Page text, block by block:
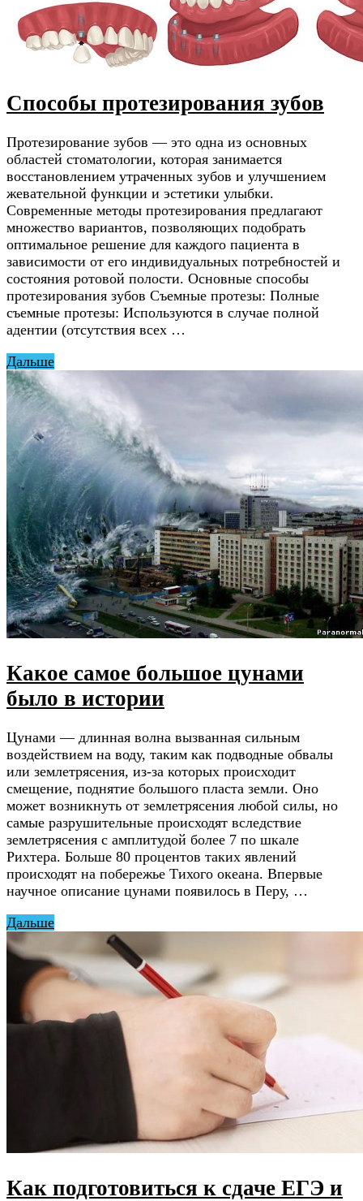
Способы протезирования зубов
Протезирование зубов — это одна из основных
областей стоматологии, которая занимается
восстановлением утраченных зубов и улучшением
жевательной функции и эстетики улыбки.
Современные методы протезирования предлагают
множество вариантов, позволяющих подобрать
оптимальное решение для каждого пациента в
зависимости от его индивидуальных потребностей и
состояния ротовой полости. Основные способы
протезирования зубов Съемные протезы: Полные
съемные протезы: Используются в случае полной
адентии (отсутствия всех …
Дальше
Какое самое большое цунами
было в истории
Цунами — длинная волна вызванная сильным
воздействием на воду, таким как подводные обвалы
или землетрясения, из-за которых происходит
смещение, поднятие большого пласта земли. Оно
может возникнуть от землетрясения любой силы, но
самые разрушительные происходят вследствие
землетрясения с амплитудой более 7 по шкале
Рихтера. Больше 80 процентов таких явлений
происходят на побережье Тихого океана. Впервые
научное описание цунами появилось в Перу, …
Дальше
Как подготовиться к сдаче ЕГЭ и